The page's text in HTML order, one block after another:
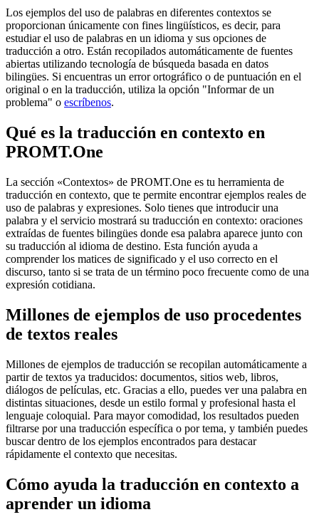
Los ejemplos del uso de palabras en diferentes contextos se
proporcionan únicamente con fines lingüísticos, es decir, para
estudiar el uso de palabras en un idioma y sus opciones de
traducción a otro. Están recopilados automáticamente de fuentes
abiertas utilizando tecnología de búsqueda basada en datos
bilingües. Si encuentras un error ortográfico o de puntuación en el
original o en la traducción, utiliza la opción "Informar de un
problema" o escríbenos.
Qué es la traducción en contexto en
PROMT.One
La sección «Contextos» de PROMT.One es tu herramienta de
traducción en contexto, que te permite encontrar ejemplos reales de
uso de palabras y expresiones. Solo tienes que introducir una
palabra y el servicio mostrará su traducción en contexto: oraciones
extraídas de fuentes bilingües donde esa palabra aparece junto con
su traducción al idioma de destino. Esta función ayuda a
comprender los matices de significado y el uso correcto en el
discurso, tanto si se trata de un término poco frecuente como de una
expresión cotidiana.
Millones de ejemplos de uso procedentes
de textos reales
Millones de ejemplos de traducción se recopilan automáticamente a
partir de textos ya traducidos: documentos, sitios web, libros,
diálogos de películas, etc. Gracias a ello, puedes ver una palabra en
distintas situaciones, desde un estilo formal y profesional hasta el
lenguaje coloquial. Para mayor comodidad, los resultados pueden
filtrarse por una traducción específica o por tema, y también puedes
buscar dentro de los ejemplos encontrados para destacar
rápidamente el contexto que necesitas.
Cómo ayuda la traducción en contexto a
aprender un idioma